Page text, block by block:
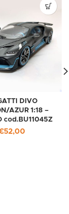
DIVO
AZUR 1:18 –
cod.BU11045Z
52,00